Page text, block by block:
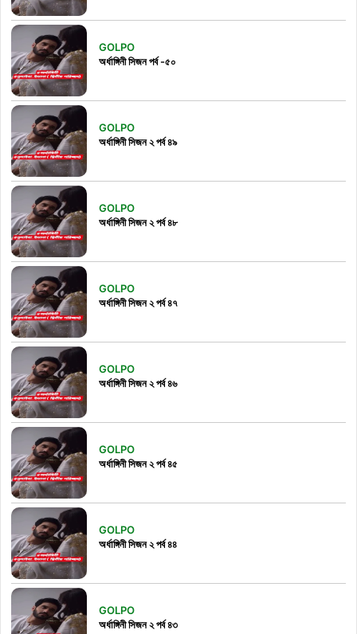
GOLPO
অর্ধাঙ্গিনী সিজন পর্ব -৫০
GOLPO
অর্ধাঙ্গিনী সিজন ২ পর্ব ৪৯
GOLPO
অর্ধাঙ্গিনী সিজন ২ পর্ব ৪৮
GOLPO
অর্ধাঙ্গিনী সিজন ২ পর্ব ৪৭
GOLPO
অর্ধাঙ্গিনী সিজন ২ পর্ব ৪৬
GOLPO
অর্ধাঙ্গিনী সিজন ২ পর্ব ৪৫
GOLPO
অর্ধাঙ্গিনী সিজন ২ পর্ব ৪৪
GOLPO
অর্ধাঙ্গিনী সিজন ২ পর্ব ৪৩